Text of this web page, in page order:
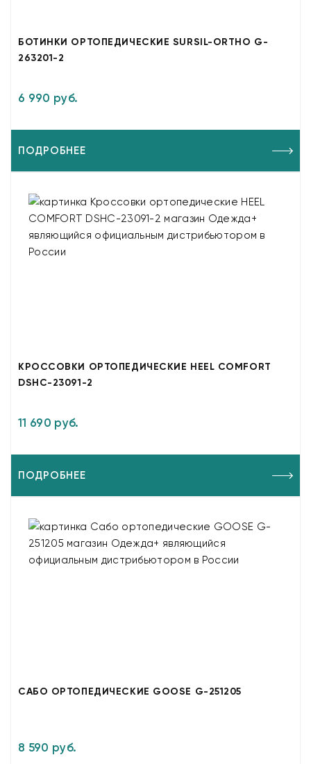
БОТИНКИ ОРТОПЕДИЧЕСКИЕ SURSIL-ORTHO G-
263201-2
6 990 руб.
ПОДРОБНЕЕ
КРОССОВКИ ОРТОПЕДИЧЕСКИЕ HEEL COMFORT
DSHC-23091-2
11 690 руб.
ПОДРОБНЕЕ
САБО ОРТОПЕДИЧЕСКИЕ GOOSE G-251205
8 590 руб.